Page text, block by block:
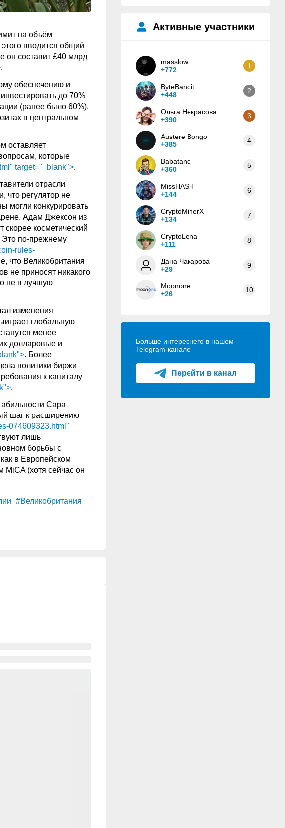
на объём
вводится общий
он составит £40 млрд
.
обеспечению и
до 70%
(ранее было 60%).
в центральном
оставляет
которые
target="_blank">.
отрасли
что регулятор не
могли конкурировать
Адам Джексон из
косметический
Это по-прежнему
rules-
что Великобритания
не приносят никакого
не в лучшую
изменения
глобальную
менее
долларовые и
. Более
политики биржи
к капиталу
.
Сара
шаг к расширению
074609323.html"
лишь
борьбы с
в Европейском
(хотя сейчас он
#Великобритания
Активные участники
masslow
+772
1
ByteBandit
+448
2
Ольга Некрасова
+390
3
Austere Bongo
+385
4
Babatand
+360
5
MissHASH
+144
6
CryptoMinerX
+134
7
CryptoLena
+111
8
Дана Чакарова
+29
9
Moonone
+26
10
Больше интереснего в нашем
Telegram-канале
Перейти в канал